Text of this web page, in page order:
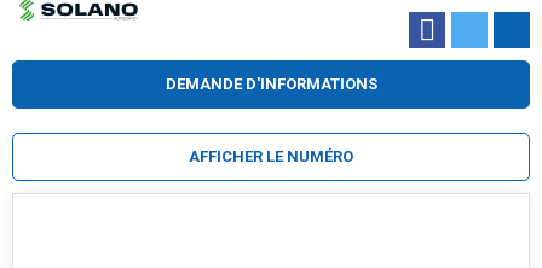
DEMANDE D'INFORMATIONS
AFFICHER LE NUMÉRO